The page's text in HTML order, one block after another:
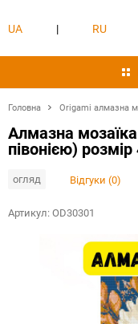
UA | RU
Головна Origami алмазна
Алмазна
півонією)
огляд Відгуки (0)
Артикул:OD30301